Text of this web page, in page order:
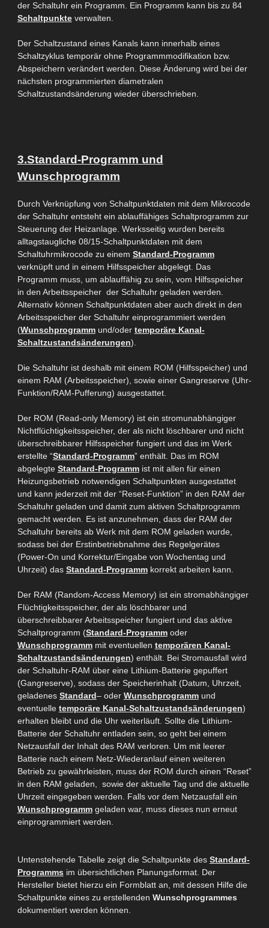
der Schaltuhr ein Programm. Ein Programm kann bis zu 84
Schaltpunkteverwalten.
Der Schaltzustand eines Kanals kann innerhalb eines
Schaltzyklus temporär ohne Programmmodifikation bzw.
Abspeichern verändert werden. Diese Änderung wird bei der
nächsten programmierten diametralen
Schaltzustandsänderung wieder überschrieben.
3.Standard-Programm und
Wunschprogramm
Durch Verknüpfung von Schaltpunktdaten mit dem Mikrocode
der Schaltuhr entsteht ein ablauffähiges Schaltprogramm zur
Steuerung der Heizanlage. Werksseitig wurden bereits
alltagstaugliche 08/15-Schaltpunktdaten mit dem
Schaltuhrmikrocode zu einem Standard-Programm
verknüpft und in einem Hilfsspeicher abgelegt. Das
Programm muss, um ablauffähig zu sein, vom Hilfsspeicher
in den Arbeitsspeicher der Schaltuhr geladen werden.
Alternativ können Schaltpunktdaten aber auch direkt in den
Arbeitsspeicher der Schaltuhr einprogrammiert werden
(Wunschprogrammund/oder temporäre Kanal-
Schaltzustandsänderungen).
Die Schaltuhr ist deshalb mit einem ROM (Hilfsspeicher) und
einem RAM (Arbeitsspeicher), sowie einer Gangreserve (Uhr-
Funktion/RAM-Pufferung) ausgestattet.
Der ROM (Read-only Memory) ist ein stromunabhängiger
Nichtflüchtigkeitsspeicher, der als nichtlöschbarer und nicht
überschreibbarer Hilfsspeicher fungiert und das im Werk
erstellte “Standard-Programm” enthält. Das im ROM
abgelegte Standard-Programmist mit allen für einen
Heizungsbetrieb notwendigen Schaltpunkten ausgestattet
und kann jederzeit mit der “Reset-Funktion” in den RAM der
Schaltuhr geladen und damit zum aktiven Schaltprogramm
gemacht werden. Es ist anzunehmen, dass der RAM der
Schaltuhr bereits ab Werk mit dem ROM geladen wurde,
sodass bei der Erstinbetriebnahme des Regelgerätes
(Power-On und Korrektur/Eingabe von Wochentag und
Uhrzeit) das Standard-Programmkorrekt arbeiten kann.
Der RAM (Random-Access Memory) ist ein stromabhängiger
Flüchtigkeitsspeicher, der als löschbarer und
überschreibbarer Arbeitsspeicher fungiert und das aktive
Schaltprogramm (Standard-Programmoder
Wunschprogrammmit eventuellen temporären Kanal-
Schaltzustandsänderungen) enthält. Bei Stromausfall wird
der Schaltuhr-RAM über eine Lithium-Batterie gepuffert
(Gangreserve), sodass der Speicherinhalt (Datum, Uhrzeit,
geladenes Standard– oder Wunschprogrammund
eventuelle temporäre Kanal-Schaltzustandsänderungen)
erhalten bleibt und die Uhr weiterläuft. Sollte die Lithium-
Batterie der Schaltuhr entladen sein, so geht bei einem
Netzausfall der Inhalt des RAM verloren. Um mit leerer
Batterie nach einem Netz-Wiederanlauf einen weiteren
Betrieb zu gewährleisten, muss der ROM durch einen “Reset”
in den RAM geladen, sowie der aktuelle Tag und die aktuelle
Uhrzeit eingegeben werden. Fallsvor dem Netzausfall ein
Wunschprogrammgeladen war, muss dieses nun erneut
einprogrammiert werden.
Untenstehende Tabelle zeigt die Schaltpunkte des Standard-
Programms im übersichtlichen Planungsformat. Der
Hersteller bietet hierzu ein Formblatt an, mit dessen Hilfe die
Schaltpunkte eines zu erstellenden Wunschprogrammes
dokumentiert werden können.